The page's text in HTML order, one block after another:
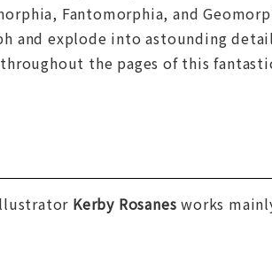
Fantomorphia, and
and explode into astounding
the pages of this
Kerby Rosanesworks